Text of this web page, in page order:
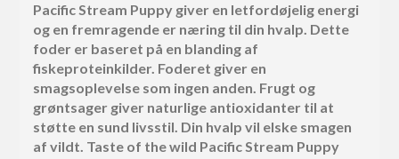
Pacific Stream Puppy giver en letfordøjelig energi
og en fremragende er næring til din hvalp. Dette
foder er baseret på en blanding af
fiskeproteinkilder. Foderet giver en
smagsoplevelse som ingen anden. Frugt og
grøntsager giver naturlige antioxidanter til at
støtte en sund livsstil. Din hvalp vil elske smagen
af vildt. Taste of the wild Pacific Stream Puppy